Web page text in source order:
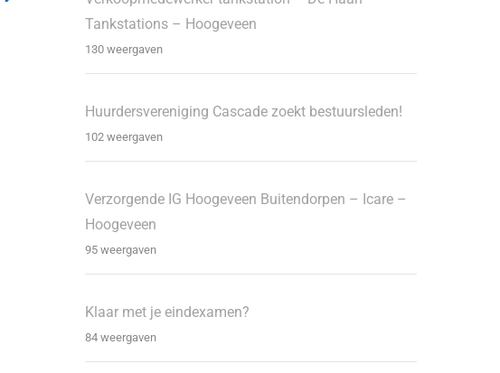
Tankstations – Hoogeveen
130 weergaven
Huurdersvereniging Cascade zoekt bestuursleden!
102 weergaven
Verzorgende IG Hoogeveen Buitendorpen – Icare –
Hoogeveen
95 weergaven
Klaar met je eindexamen?
84 weergaven